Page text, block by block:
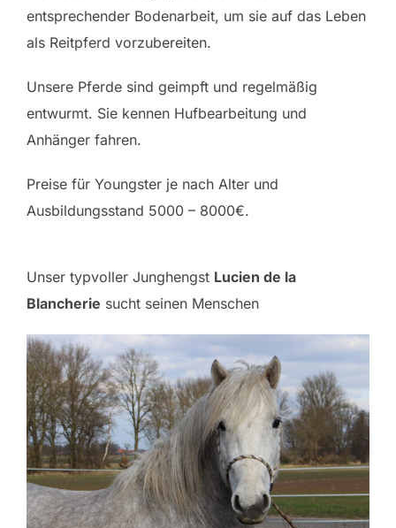
entsprechender Bodenarbeit, um sie auf das Leben
als Reitpferd vorzubereiten.
Unsere Pferde sind geimpft und regelmäßig
entwurmt. Sie kennen Hufbearbeitung und
Anhänger fahren.
Preise für Youngster je nach Alter und
Ausbildungsstand 5000 – 8000€.
Unser typvoller Junghengst Lucien de la
Blancherie sucht seinen Menschen